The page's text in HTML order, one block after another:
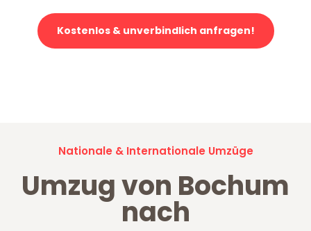
Kostenlos & unverbindlich anfragen!
Nationale & Internationale Umzüge
Umzug von Bochum
nach